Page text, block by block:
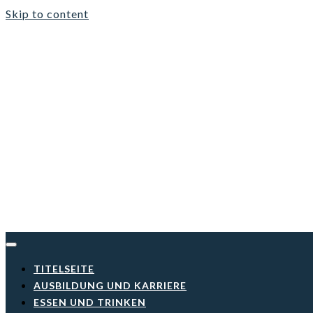
Skip to content
TITELSEITE
AUSBILDUNG UND KARRIERE
ESSEN UND TRINKEN